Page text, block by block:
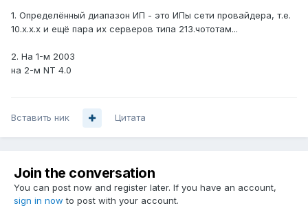
1. Определённый диапазон ИП - это ИПы сети провайдера, т.е.
10.х.х.х и ещё пара их серверов типа 213.чототам...
2. На 1-м 2003
на 2-м NT 4.0
Вставить ник Цитата
Join the conversation
You can post now and register later. If you have an account,
sign in now to post with your account.